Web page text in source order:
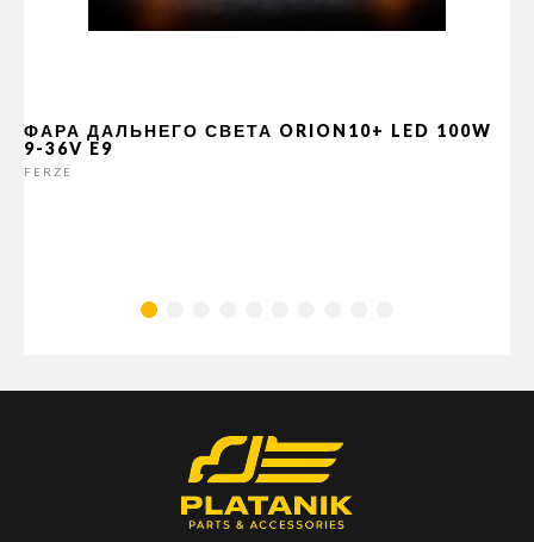
ФАРА ДАЛЬНЕГО СВЕТА ORION10+ LED 100W
9-36V E9
FERZE